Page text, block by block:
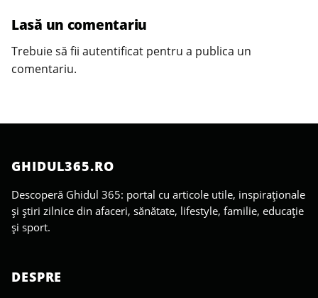
Lasă un comentariu
Trebuie să fii autentificat pentru a publica un
comentariu.
GHIDUL365.RO
Descoperă Ghidul 365: portal cu articole utile, inspiraționale
și știri zilnice din afaceri, sănătate, lifestyle, familie, educație
și sport.
DESPRE